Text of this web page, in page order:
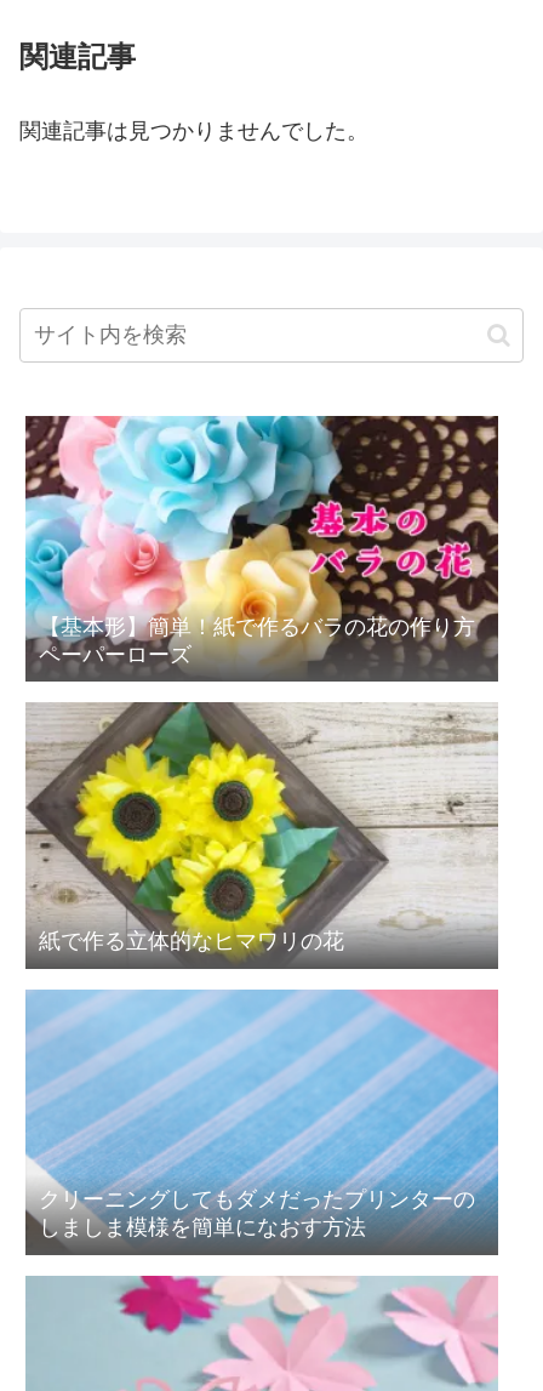
関連記事
関連記事は見つかりませんでした。
【基本形】簡単！紙で作るバラの花の作り方
ペーパーローズ
紙で作る立体的なヒマワリの花
クリーニングしてもダメだったプリンターの
しましま模様を簡単になおす方法